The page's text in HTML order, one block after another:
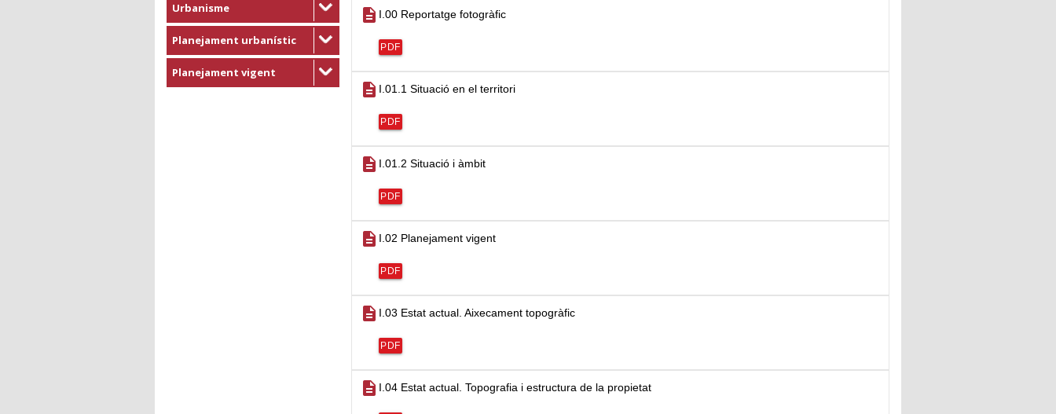
Urbanisme
Planejament urbanístic
Planejament vigent
description I.00 Reportatge fotogràfic
PDF
description I.01.1 Situació en el territori
PDF
description I.01.2 Situació i àmbit
PDF
description I.02 Planejament vigent
PDF
description I.03 Estat actual. Aixecament topogràfic
PDF
description I.04 Estat actual. Topografia i estructura de la propietat